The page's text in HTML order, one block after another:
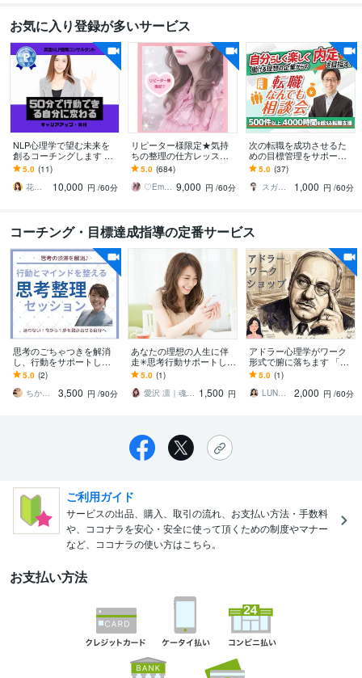
お気に入り登録が多いサービス
NLP心理学で望む未来を
創るコーチングします 夢
をあきらめないで❗50分
で、行動できる人に変え
ます✨
5.0 (11)
花音（canon）☘️開運☘️幸せコーチ
10,000 円 /60分
リピーター様限定★気持
ちの整理の仕方レッスン
します ♡R7年1月から1年
以上、自己啓発ランキン
グ1位継続中です♡
5.0 (684)
♡Ema♡ヒーリング看護師♡カウンセラー 9,000 円 /60分
次の転職を成功させるた
めの目標管理をサポート
します 転職に関するお悩
み解消、目的・目標管理
のお手伝い
5.0 (37)
スガケン｜採用者の心をがっちり掴む転職術
1,000 円 /60分
コーチング・目標達成指導の定番サービス
思考のごちゃつきを解消
し、行動をサポートしま
す 【即一歩を踏み出せる
思考整理でモヤモヤもス
ッキリ解消！】
5.0 (2)
ちかこ【目標達成サポート】
3,500 円 /90分
あなたの理想の人生に伴
走✳︎思考行動サポートしま
す コーチングで目標達
成！あなただけの豊かな
人生を手にしましょう
5.0 (1)
愛沢 凛｜魂の遺伝子コード｜婚活の法則 1,500 円
アドラー心理学がワーク
形式で腑に落ちます 「嫌
われる勇気」って結局な
んだっけ？疑問を解消し
日常に活かす
5.0 (1)
LUNACOるな子
2,000 円 /60分
ご利用ガイド
サービスの出品、購入、取引の流れ、お支払い方法・手数料
や、ココナラを安心・安全に使って頂くための制度やマナー
など、ココナラの使い方はこちら。
お支払い方法